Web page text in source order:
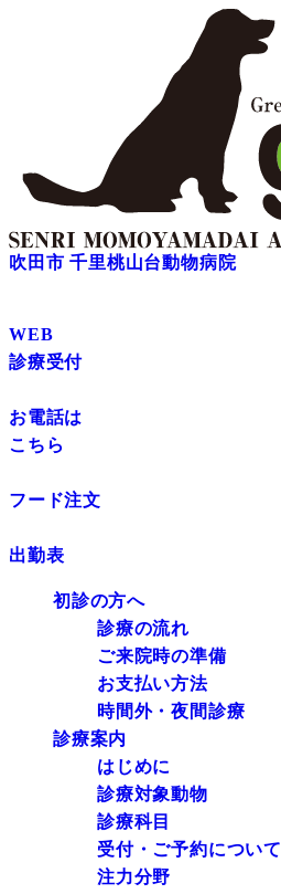
吹田市 千里桃山台動物病院
WEB
診療受付
お電話は
こちら
フード注文
出勤表
初診の方へ
診療の流れ
ご来院時の準備
お支払い方法
時間外・夜間診療
診療案内
はじめに
診療対象動物
診療科目
受付・ご予約について
注力分野